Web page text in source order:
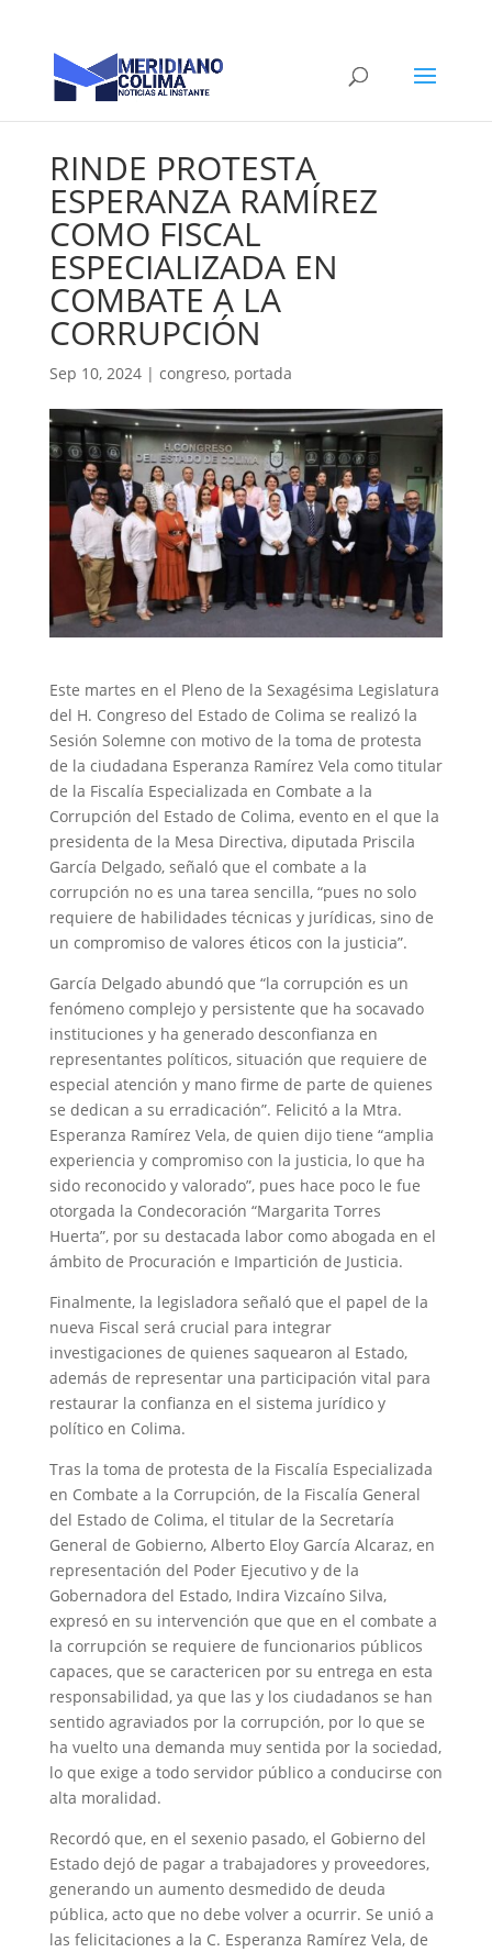
RINDE PROTESTA
ESPERANZA RAMÍREZ
COMO FISCAL
ESPECIALIZADA EN
COMBATE A LA
CORRUPCIÓN
Sep 10, 2024| congreso, portada
Este martes en el Pleno de la Sexagésima Legislatura
del H. Congreso del Estado de Colima se realizó la
Sesión Solemne con motivo de la toma de protesta
de la ciudadana Esperanza Ramírez Vela como titular
de la Fiscalía Especializada en Combate a la
Corrupción del Estado de Colima, evento en el que la
presidenta de la Mesa Directiva, diputada Priscila
García Delgado, señaló que el combate a la
corrupción no es una tarea sencilla, “pues no solo
requiere de habilidades técnicas y jurídicas, sino de
un compromiso de valores éticos con la justicia”.
García Delgado abundó que “la corrupción es un
fenómeno complejo y persistente que ha socavado
instituciones y ha generado desconfianza en
representantes políticos, situación que requiere de
especial atención y mano firme de parte de quienes
se dedican a su erradicación”. Felicitó a la Mtra.
Esperanza Ramírez Vela, de quien dijo tiene “amplia
experiencia y compromiso con la justicia, lo que ha
sido reconocido y valorado”, pues hace poco le fue
otorgada la Condecoración “Margarita Torres
Huerta”, por su destacada labor como abogada en el
ámbito de Procuración e Impartición de Justicia.
Finalmente, la legisladora señaló que el papel de la
nueva Fiscal será crucial para integrar
investigaciones de quienes saquearon al Estado,
además de representar una participación vital para
restaurar la confianza en el sistema jurídico y
político en Colima.
Tras la toma de protesta de la Fiscalía Especializada
en Combate a la Corrupción, de la Fiscalía General
del Estado de Colima, el titular de la Secretaría
General de Gobierno, Alberto Eloy García Alcaraz, en
representación del Poder Ejecutivo y de la
Gobernadora del Estado, Indira Vizcaíno Silva,
expresó en su intervención que que en el combate a
la corrupción se requiere de funcionarios públicos
capaces, que se caractericen por su entrega en esta
responsabilidad, ya que las y los ciudadanos se han
sentido agraviados por la corrupción, por lo que se
ha vuelto una demanda muy sentida por la sociedad,
lo que exige a todo servidor público a conducirse con
alta moralidad.
Recordó que, en el sexenio pasado, el Gobierno del
Estado dejó de pagar a trabajadores y proveedores,
generando un aumento desmedido de deuda
pública, acto que no debe volver a ocurrir. Se unió a
las felicitaciones a la C. Esperanza Ramírez Vela, de